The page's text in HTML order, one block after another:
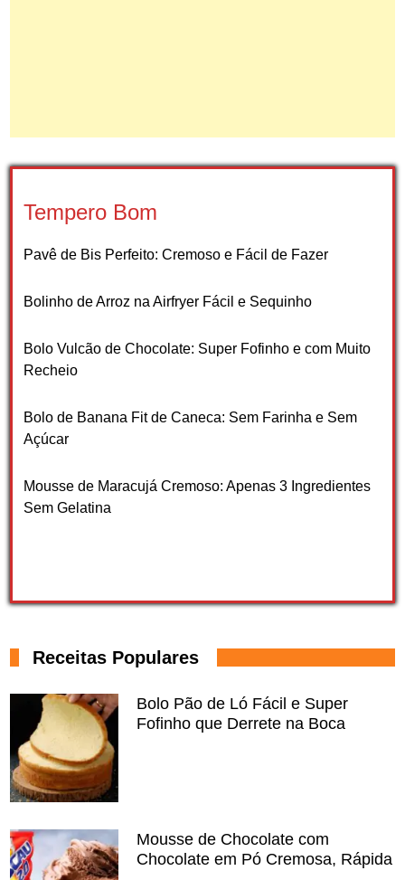
Tempero Bom
Pavê de Bis Perfeito: Cremoso e Fácil de Fazer
Bolinho de Arroz na Airfryer Fácil e Sequinho
Bolo Vulcão de Chocolate: Super Fofinho e com Muito
Recheio
Bolo de Banana Fit de Caneca: Sem Farinha e Sem
Açúcar
Mousse de Maracujá Cremoso: Apenas 3 Ingredientes
Sem Gelatina
Receitas Populares
Bolo Pão de Ló Fácil e Super
Fofinho que Derrete na Boca
Mousse de Chocolate com
Chocolate em Pó Cremosa, Rápida